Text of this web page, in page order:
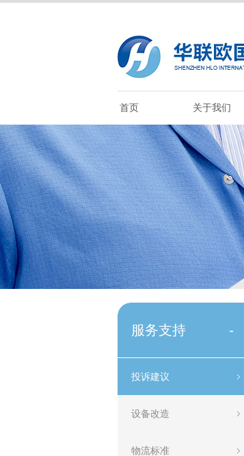
首页 关于我们
服务支持 -
投诉建议
设备改造
物流标准